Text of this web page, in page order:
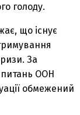
голоду.
що існує
За
питань ООН
обмежений